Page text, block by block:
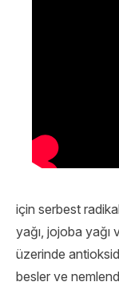
için serbest
yağı, jojoba yağı
üzerinde
besler ve